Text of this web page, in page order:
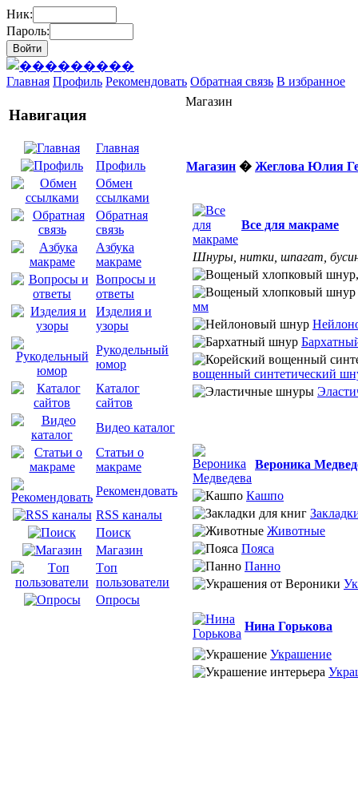
Ник:
Пароль:
Главная Профиль Рекомендовать Обратная связь В избранное
Навигация
Главная
Профиль
Обмен
ссылками
Обратная
связь
Азбука
макраме
Вопросы и
ответы
Изделия и
узоры
Рукодельный
юмор
Каталог
сайтов
Видео каталог
Статьи о
макраме
Рекомендовать
RSS каналы
Поиск
Магазин
Tоп
пользователи
Опросы
Магазин
Магазин � Жеглова Юлия
Все для макраме
Шнуры, нитки, шпагат,
мм
вощенный синтетический
Вероника
Кашпо
Животные
Пояса
Панно
Нина Горькова
Украшение